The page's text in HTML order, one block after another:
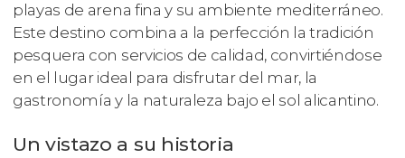
playas de arena fina y su ambiente mediterráneo.
Este destino combina a la perfección la tradición
pesquera con servicios de calidad, convirtiéndose
en el lugar ideal para disfrutar del mar, la
gastronomía y la naturaleza bajo el sol alicantino.
Un vistazo a su historia